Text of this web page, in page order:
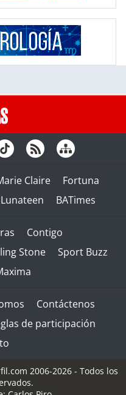
Claire
Fortuna
Lunateen BATimes
Contigo
Stone
Sport Buzz
Contáctenos
de participación
2006-2026 - Todos los